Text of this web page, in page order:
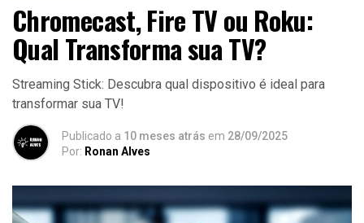
Chromecast, Fire TV ou Roku:
Qual Transforma sua TV?
Streaming Stick: Descubra qual dispositivo é ideal para
transformar sua TV!
Publicado a 10 meses atrás em 28/09/2025
Por: Ronan Alves